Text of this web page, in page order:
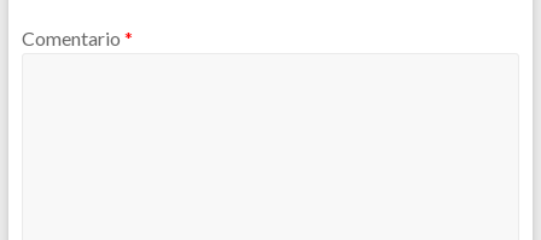
Comentario *